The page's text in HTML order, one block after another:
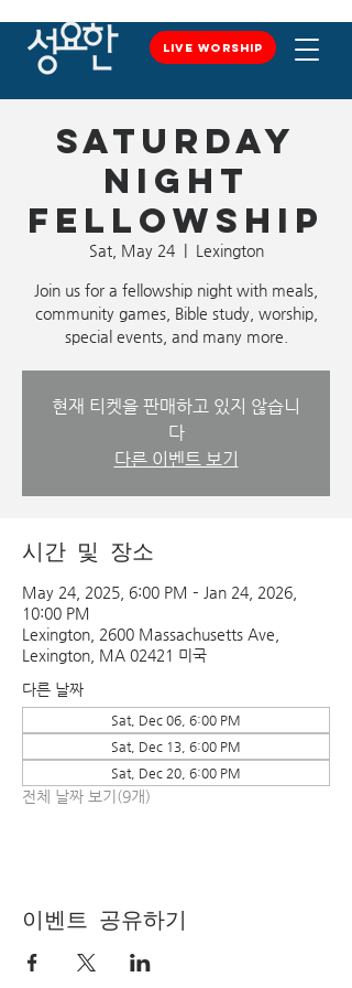
LIVE WORSHIP
LIVE WORSHIP
Saturday
Night
Fellowship
Sat, May 24
  |
Lexington
Join us for a fellowship night with meals,
community games, Bible study, worship,
special events, and many more.
현재 티켓을 판매하고 있지 않습니
다
다른 이벤트 보기
시간 및 장소
May 24, 2025, 6:00 PM – Jan 24, 2026,
10:00 PM
Lexington, 2600 Massachusetts Ave,
Lexington, MA 02421 미국
다른 날짜
Sat, Dec 06, 6:00 PM
Sat, Dec 13, 6:00 PM
Sat, Dec 20, 6:00 PM
전체 날짜 보기(9개)
이벤트 공유하기